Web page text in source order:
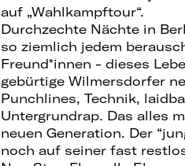
auf „Wahlkampftour“.
Durchzechte Nächte in
so ziemlich jedem
Freund*innen - dieses
gebürtige Wilmersdorfer
Punchlines, Technik,
Untergrundrap. Das alles
neuen Generation. Der
noch auf seiner fast